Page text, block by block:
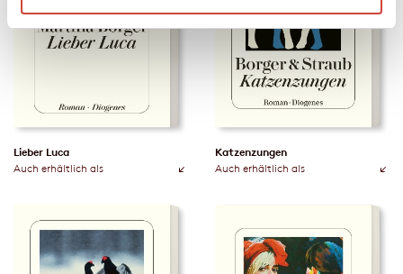
Lieber Luca
Auch erhältlich als
Katzenzungen
Auch erhältlich als